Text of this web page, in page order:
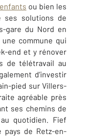
ou bien les
solutions de
gare du Nord en
une commune qui
end et y rénover
de télétravail au
d’investir
pied sur Villers-
agréable près
ses chemins de
quotidien. Fief
pays de Retz-en-